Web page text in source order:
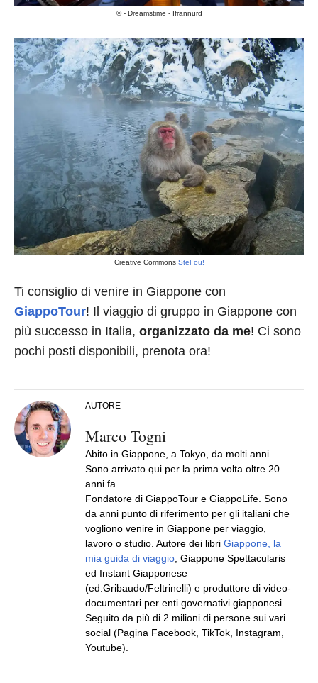
© - Dreamstime - Ifrannurd
Creative Commons SteFou!
Ti consiglio di venire in Giappone con
GiappoTour! Il viaggio di gruppo in Giappone con
più successo in Italia, organizzato da me! Ci sono
pochi posti disponibili, prenota ora!
AUTORE
Marco Togni
Abito in Giappone, a Tokyo, da molti anni.
Sono arrivato qui per la prima volta oltre 20
anni fa.
Fondatore di GiappoTour e GiappoLife. Sono
da anni punto di riferimento per gli italiani che
vogliono venire in Giappone per viaggio,
lavoro o studio. Autore dei libri Giappone, la
mia guida di viaggio, Giappone Spettacularis
ed Instant Giapponese
(ed.Gribaudo/Feltrinelli) e produttore di video-
documentari per enti governativi giapponesi.
Seguito da più di 2 milioni di persone sui vari
social (Pagina Facebook, TikTok, Instagram,
Youtube).